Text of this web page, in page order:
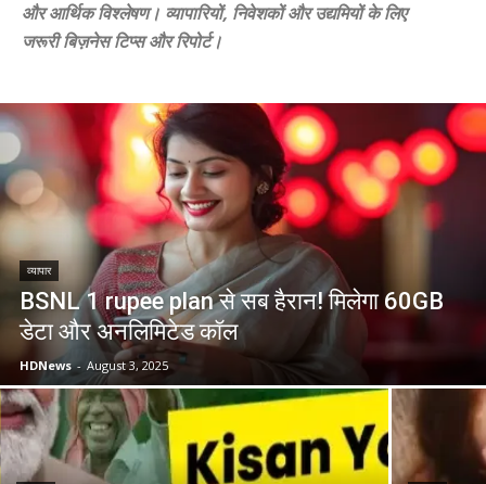
और आर्थिक विश्लेषण। व्यापारियों, निवेशकों और उद्यमियों के लिए
जरूरी बिज़नेस टिप्स और रिपोर्ट।
व्यापार
BSNL 1 rupee plan से सब हैरान! मिलेगा 60GB
डेटा और अनलिमिटेड कॉल
HDNews - August 3, 2025